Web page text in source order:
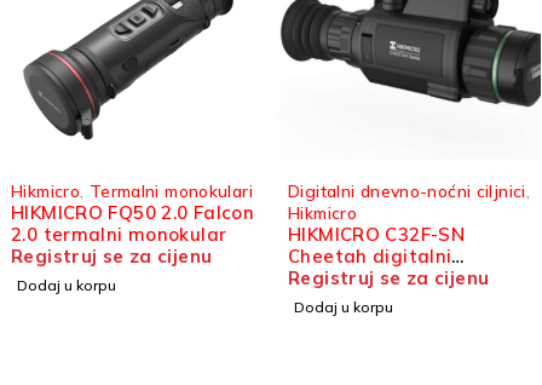
Hikmicro Termalni monokulari
HIKMICRO FQ50 2.0 Falcon
2.0 termalni monokular
Registruj se za cijenu
Dodaj u korpu
Digitalni dnevno-noćni ciljnici
Hikmicro
HIKMICRO C32F-SN
Cheetah digitalni
dnevno-noćni ciljnik
Registruj se za cijenu
Dodaj u korpu